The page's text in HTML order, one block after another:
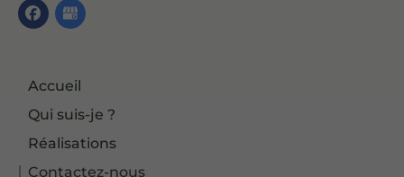
Accueil
Qui suis-je ?
Réalisations
Contactez-nous